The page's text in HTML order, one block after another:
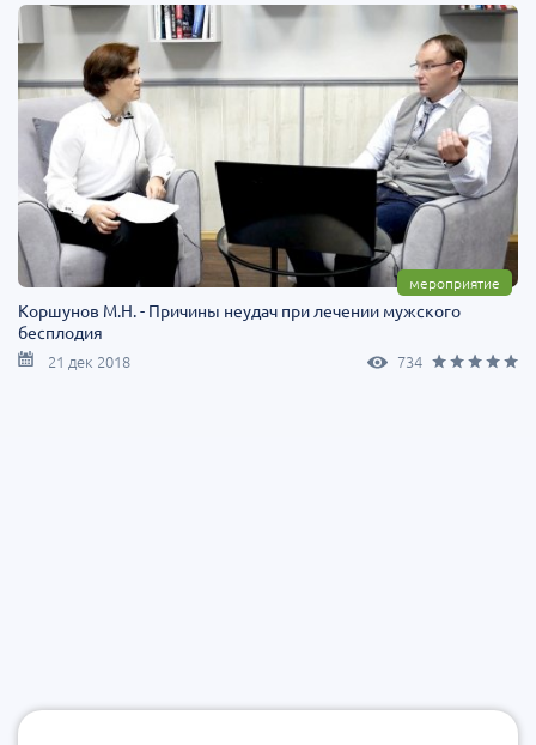
мероприятие
Коршунов М.Н. - Причины неудач при лечении мужского
бесплодия
21 дек 2018 734